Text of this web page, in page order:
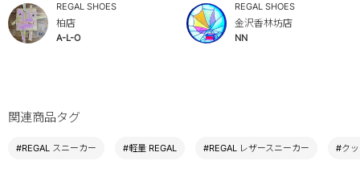
REGAL SHOES
柏店
A-L-O
REGAL SHOES
金沢香林坊店
NN
関連商品タグ
#REGAL スニーカー #軽量 REGAL #REGAL レザースニーカー #ク